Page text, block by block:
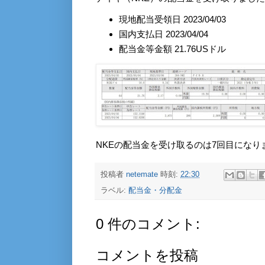
現地配当受領日 2023/04/03
国内支払日 2023/04/04
配当金等金額 21.76USドル
NKEの配当金を受け取るのは7回目になり
投稿者 netemate 時刻: 22:30
ラベル: 配当金・分配金
0 件のコメント:
コメントを投稿